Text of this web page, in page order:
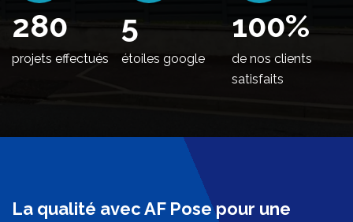
338
projets effectués
5
étoiles google
100%
de nos clients
satisfaits
La qualité avec AF Pose pour une